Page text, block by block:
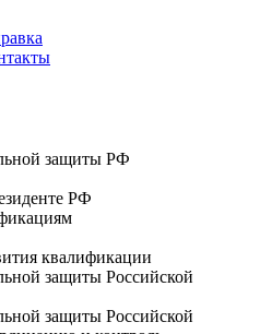
защиты РФ
РФ
квалификации
защиты Российской
защиты Российской